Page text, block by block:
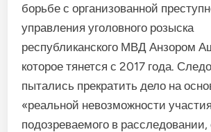
борьбе с организованной
управления уголовного розыска
республиканского МВД Анзором
которое тянется с 2017 года.
пытались прекратить дело на
«реальной невозможности
подозреваемого в расследовании,